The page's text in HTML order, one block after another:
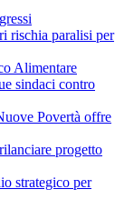
rischia paralisi per
Alimentare
sindaci contro
Povertà offre
progetto
strategico per